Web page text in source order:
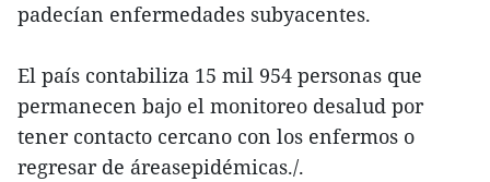
padecían enfermedades subyacentes.
El país contabiliza 15 mil 954 personas que
permanecen bajo el monitoreo desalud por
tener contacto cercano con los enfermos o
regresar de áreasepidémicas./.